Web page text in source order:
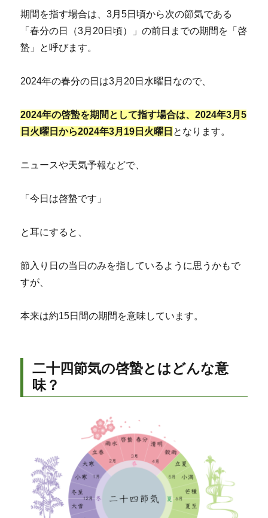
期間を指す場合は、3月5日頃から次の節気である
「春分の日（3月20日頃）」の前日までの期間を「啓
蟄」と呼びます。
2024年の春分の日は3月20日水曜日なので、
2024年の啓蟄を期間として指す場合は、2024年3月5
日火曜日から2024年3月19日火曜日 となります。
ニュースや天気予報などで、
「今日は啓蟄です」
と耳にすると、
節入り日の当日のみを指しているように思うかもで
すが、
本来は約15日間の期間を意味しています。
二十四節気の啓蟄とはどんな意
味？